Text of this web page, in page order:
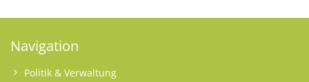
Navigation
Politik & Verwaltung